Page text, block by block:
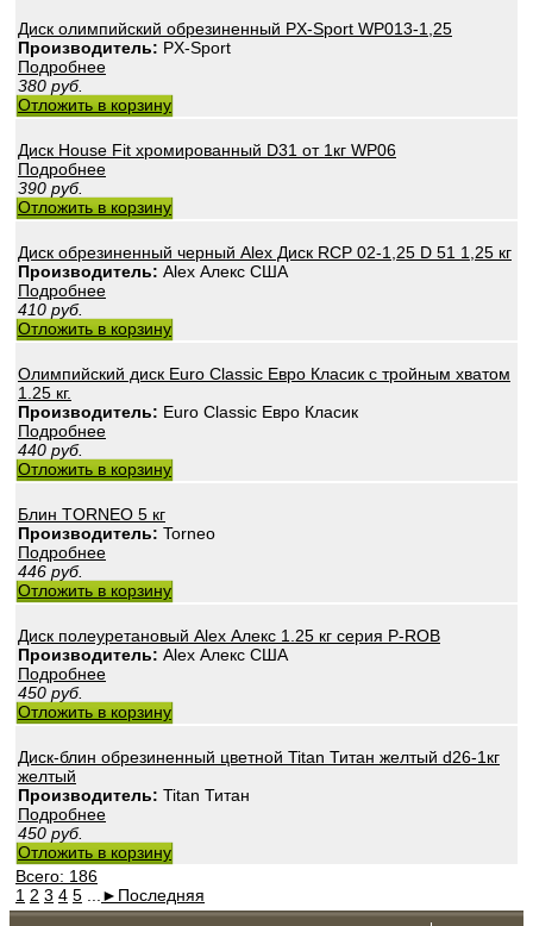
Диск олимпийский обрезиненный PX-Sport WP013-1,25
Производитель: PX-Sport
Подробнее
380 руб.
Отложить в корзину
Диск House Fit хромированный D31 от 1кг WP06
Подробнее
390 руб.
Отложить в корзину
Диск обрезиненный черный Alex Диск RCP 02-1,25 D 51 1,25 кг
Производитель: Alex Алекс США
Подробнее
410 руб.
Отложить в корзину
Олимпийский диск Euro Classic Евро Класик с тройным хватом
1.25 кг.
Производитель: Euro Classic Евро Класик
Подробнее
440 руб.
Отложить в корзину
Блин TORNEO 5 кг
Производитель: Torneo
Подробнее
446 руб.
Отложить в корзину
Диск полеуретановый Alex Алекс 1.25 кг серия P-ROB
Производитель: Alex Алекс США
Подробнее
450 руб.
Отложить в корзину
Диск-блин обрезиненный цветной Titan Титан желтый d26-1кг
желтый
Производитель: Titan Титан
Подробнее
450 руб.
Отложить в корзину
Всего: 186
1 2 3 4 5 ...► Последняя